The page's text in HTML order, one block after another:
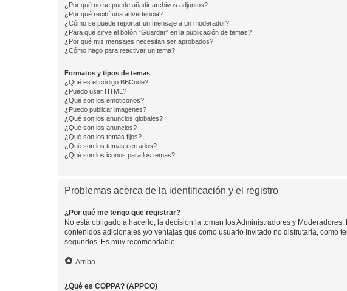
¿Por qué no se puede añadir archivos adjuntos?
¿Por qué recibí una advertencia?
¿Cómo se puede reportar un mensaje a un moderador?
¿Para qué sirve el botón “Guardar” en la publicación de temas?
¿Por qué mis mensajes necesitan ser aprobados?
¿Cómo hago para reactivar un tema?
Formatos y tipos de temas
¿Qué es el código BBCode?
¿Puedo usar HTML?
¿Qué son los emoticonos?
¿Puedo publicar imagenes?
¿Qué son los anuncios globales?
¿Qué son los anuncios?
¿Qué son los temas fijos?
¿Qué son los temas cerrados?
¿Qué son los iconos para los temas?
Problemas acerca de la identificación y el registro
¿Por qué me tengo que registrar?
No está obligado a hacerlo, la decisión la toman los Administradores y
contenidos adicionales y/o ventajas que como usuario invitado no disfrutaría, como
segundos. Es muy recomendable.
Arriba
¿Qué es COPPA? (APPCO)